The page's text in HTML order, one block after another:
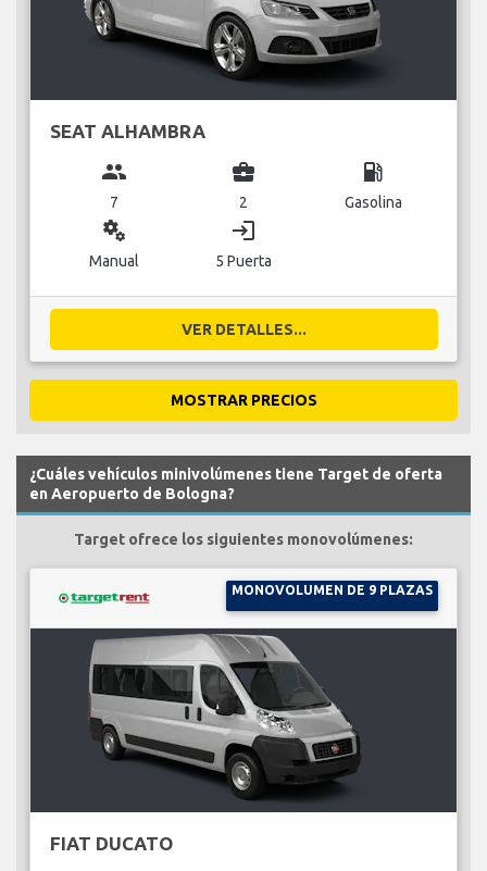
SEAT ALHAMBRA
group
7
business_center
2
local_gas_station
Gasolina
miscellaneous_services
Manual
login
5 Puerta
VER DETALLES...
MOSTRAR PRECIOS
¿Cuáles vehículos minivolúmenes tiene Target de oferta
en Aeropuerto de Bologna?
Target ofrece los siguientes monovolúmenes:
MONOVOLUMEN DE 9 PLAZAS
FIAT DUCATO